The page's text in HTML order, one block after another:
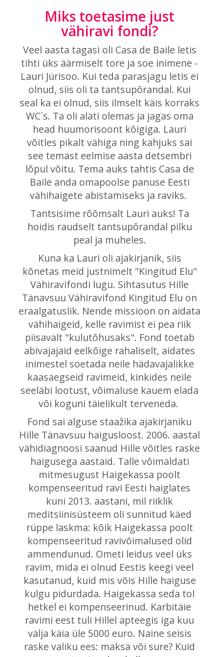
Miks toetasime just
vähiravi fondi?
Veel aasta tagasi oli Casa de Baile letis
tihti üks äärmiselt tore ja soe inimene -
Lauri Jürisoo. Kui teda parasjagu letis ei
olnud, siis oli ta tantsupõrandal. Kui
seal ka ei olnud, siis ilmselt käis korraks
WC´s. Ta oli alati olemas ja jagas oma
head huumorisoont kõigiga. Lauri
võitles pikalt vähiga ning kahjuks sai
see temast eelmise aasta detsembri
lõpul võitu. Tema auks tahtis Casa de
Baile anda omapoolse panuse Eesti
vähihaigete abistamiseks ja raviks.
Tantsisime rõõmsalt Lauri auks! Ta
hoidis raudselt tantsupõrandal pilku
peal ja muheles.
Kuna ka Lauri oli ajakirjanik, siis
kõnetas meid justnimelt "Kingitud Elu"
Vähiravifondi lugu. Sihtasutus Hille
Tänavsuu Vähiravifond Kingitud Elu on
eraalgatuslik. Nende missioon on aidata
vähihaigeid, kelle ravimist ei pea riik
piisavalt "kulutõhusaks". Fond toetab
abivajajaid eelkõige rahaliselt, aidates
inimestel soetada neile hädavajalikke
kaasaegseid ravimeid, kinkides neile
seeläbi lootust, võimaluse kauem elada
või koguni täielikult terveneda.
Fond sai alguse staažika ajakirjaniku
Hille Tänavsuu haigusloost. 2006. aastal
vähidiagnoosi saanud Hille võitles raske
haigusega aastaid. Talle võimaldati
mitmesugust Haigekassa poolt
kompenseeritud ravi Eesti haiglates
kuni 2013. aastani, mil riiklik
meditsiinisüsteem oli sunnitud käed
rüppe laskma: kõik Haigekassa poolt
kompenseeritud ravivõimalused olid
ammendunud. Ometi leidus veel üks
ravim, mida ei olnud Eestis keegi veel
kasutanud, kuid mis võis Hille haiguse
kulgu pidurdada. Haigekassa seda tol
hetkel ei kompenseerinud. Karbitäie
ravimi eest tuli Hillel apteegis iga kuu
välja käia üle 5000 euro. Naine seisis
raske valiku ees: maksa või sure? Kuid